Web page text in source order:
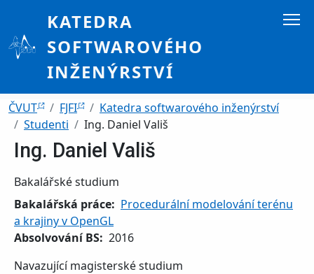
KATEDRA
SOFTWAROVÉHO
INŽENÝRSTVÍ
Drobečková navigace
ČVUT FJFI
Katedra softwarového inženýrství
Studenti
Ing. Daniel Vališ
Ing. Daniel Vališ
Bakalářské studium
Bakalářská práce
Procedurální modelování terénu
a krajiny v OpenGL
Absolvování BS 2016
Navazující magisterské studium